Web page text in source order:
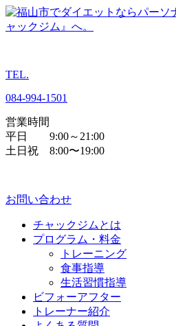
TEL.
084-994-1501
営業時間
平日 9:00～21:00
土日祝 8:00〜19:00
お問い合わせ
チャックジムとは
プログラム・料金
トレーニング
食事指導
生活習慣指導
ビフォーアフター
トレーナー紹介